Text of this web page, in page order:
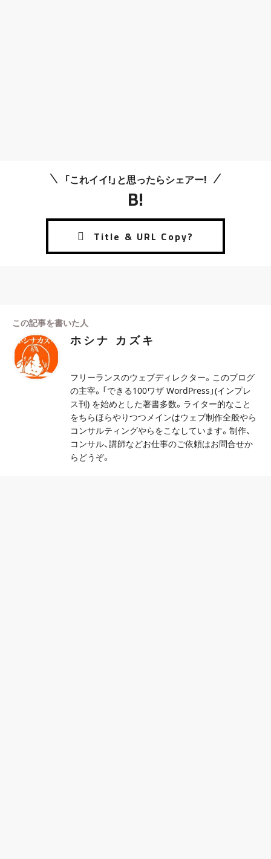
「これイイ!」と思ったらシェアー!
B!
この記事を書いた人
ホシナ カズキ
フリーランスのウェブディレクター。このブログ
の主宰。「できる100ワザ WordPress」(インプレ
ス刊) を始めとした著書多数。ライター的なこと
をちらほらやりつつメインはウェブ制作全般やら
コンサルティングやらをこなしています。制作、
コンサル、講師などお仕事のご依頼はお問合せか
らどうぞ。